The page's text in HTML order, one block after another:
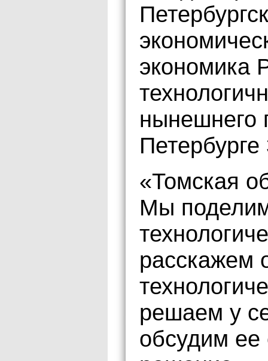
экономика
нынешнего
«Томская
Мы
расскажем
решаем у
обсудим